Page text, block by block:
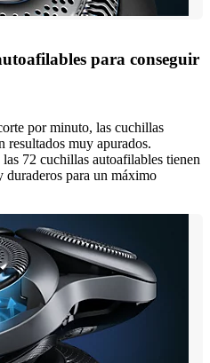
para conseguir
por minuto, las cuchillas
resultados muy apurados.
72 cuchillas autoafilables tienen
duraderos para un máximo